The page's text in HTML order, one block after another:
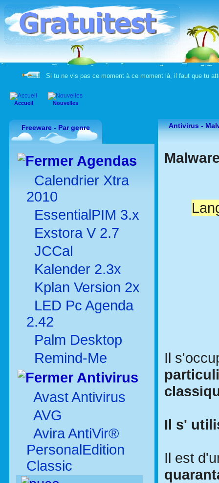
Si tu ne vis pas ce moment à ce moment là, il faut que tu
Accueil Nouvelles
Freeware - Par genre
Agendas
Calendrier Xtra
2010
EssentialPIM 3.x
Exstora V 2.7
JCCal
Kalender 2.3x
Kplan Version 2x
LED Pc Agenda
2.42
Palm Desktop
Remind-Me
Antivirus
Avast Antivirus
AVG
Avira AntiVir®
PersonalEdition
Classic
Antivirus -
Il
Il s'
Il est